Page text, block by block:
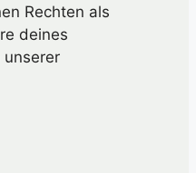
Rechten als
deines
unserer